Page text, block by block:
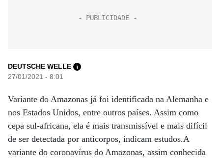
DEUTSCHE WELLE i
27/01/2021 - 8:01
Variante do Amazonas já foi identificada na Alemanha e
nos Estados Unidos, entre outros países. Assim como
cepa sul-africana, ela é mais transmissível e mais difícil
de ser detectada por anticorpos, indicam estudos.A
variante do coronavírus do Amazonas, assim conhecida